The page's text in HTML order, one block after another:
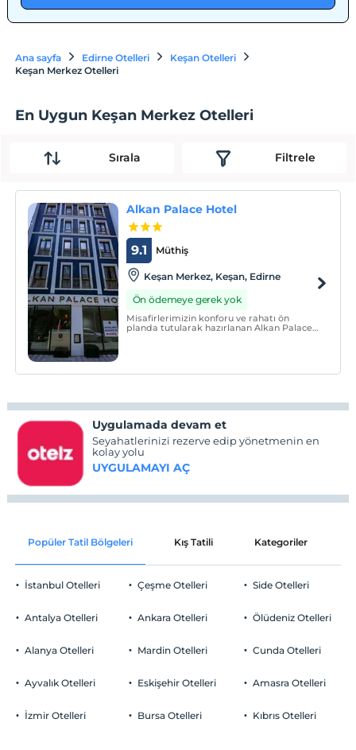
Ana sayfa Edirne Otelleri
Keşan Otelleri
Keşan Merkez Otelleri
En Uygun Keşan Merkez Otelleri
Sırala Filtrele
Alkan Palace Hotel
Müthiş
9.1
Keşan Merkez, Keşan, Edirne
Ön ödemeye gerek yok
Misafirlerimizin konforu ve rahatı ön
planda tutularak hazırlanan Alkan Palace
Uygulamada devam et
Seyahatlerinizi rezerve edip yönetmenin en
kolay yolu
UYGULAMAYI AÇ
Popüler Tatil Bölgeleri Kış Tatili Kategoriler
İstanbul Otelleri
Antalya Otelleri
Alanya Otelleri
Ayvalık Otelleri
İzmir Otelleri
Çeşme Otelleri
Ankara Otelleri
Mardin Otelleri
Eskişehir Otelleri
Bursa Otelleri
Side Otelleri
Ölüdeniz Otelleri
Cunda Otelleri
Amasra Otelleri
Kıbrıs Otelleri